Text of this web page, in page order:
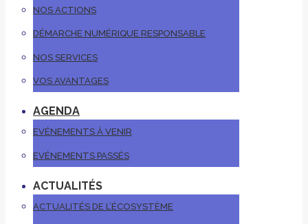
NOS ACTIONS
DÉMARCHE NUMÉRIQUE RESPONSABLE
NOS SERVICES
VOS AVANTAGES
AGENDA
EVÉNEMENTS À VENIR
EVÉNEMENTS PASSÉS
ACTUALITÉS
ACTUALITÉS DE L’ÉCOSYSTÈME